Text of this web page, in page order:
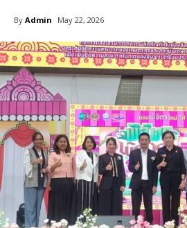
By Admin May 22, 2026